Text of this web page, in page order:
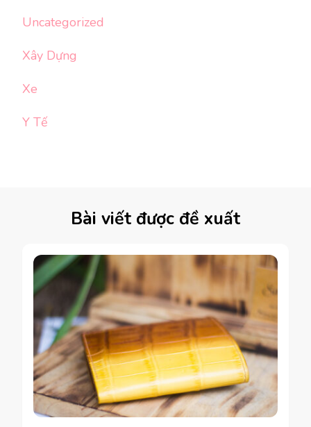
Uncategorized
Xây Dựng
Xe
Y Tế
Bài viết được đề xuất